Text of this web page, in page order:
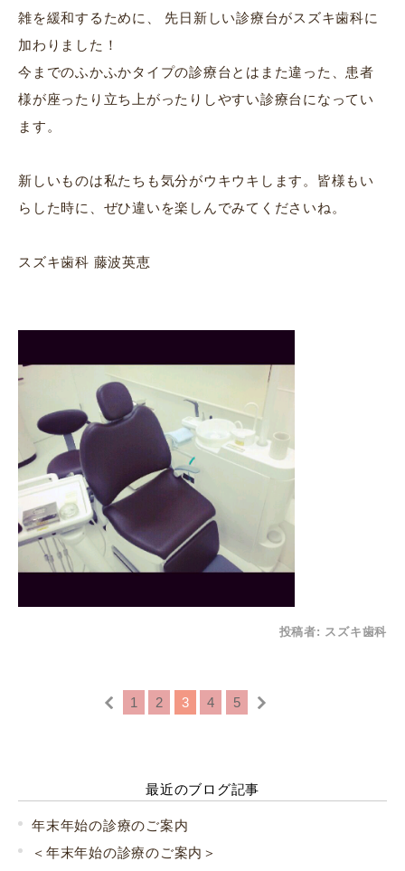
雑を緩和するために、 先日新しい診療台がスズキ歯科に
加わりました！
今までのふかふかタイプの診療台とはまた違った、患者
様が座ったり立ち上がったりしやすい診療台になってい
ます。
新しいものは私たちも気分がウキウキします。皆様もい
らした時に、ぜひ違いを楽しんでみてくださいね。
スズキ歯科 藤波英恵
投稿者: スズキ歯科
1 2 3 4 5
最近のブログ記事
年末年始の診療のご案内
＜年末年始の診療のご案内＞